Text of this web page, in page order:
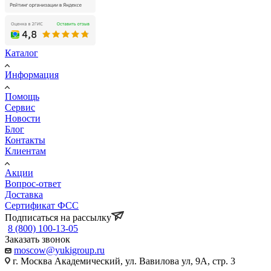
Каталог
Информация
Помощь
Сервис
Новости
Блог
Контакты
Клиентам
Акции
Вопрос-ответ
Доставка
Сертификат ФСС
Подписаться на рассылку
8 (800) 100-13-05
Заказать звонок
moscow@yukigroup.ru
г. Москва Академический, ул. Вавилова ул, 9А, стр. 3